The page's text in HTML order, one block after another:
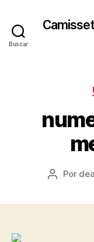
Buscar
Autor
Por